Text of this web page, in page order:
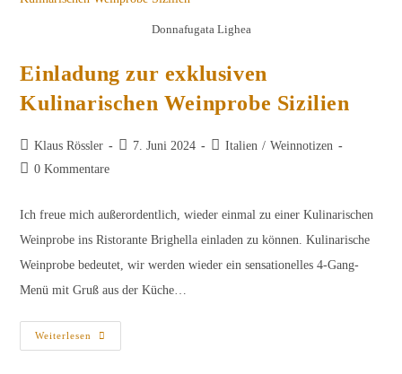
Donnafugata Lighea
Einladung zur exklusiven
Kulinarischen Weinprobe Sizilien
Beitrags-
Autor:
Klaus Rössler
Beitrag
7. Juni 2024
Beitrags-
Italien / Weinnotizen
Beitrags-
0 Kommentare
Ich freue mich außerordentlich, wieder einmal zu einer Kulinarischen
Weinprobe ins Ristorante Brighella einladen zu können. Kulinarische
Weinprobe bedeutet, wir werden wieder ein sensationelles 4-Gang-
Menü mit Gruß aus der Küche…
Weiterlesen
Einladung
Zur